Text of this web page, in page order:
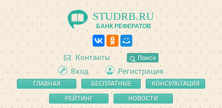
STUDRB.RU
БАНК РЕФЕРАТОВ
Контакты Поиск
Вход Регистрация
ГЛАВНАЯ
БЕСПЛАТНЫЕ
РЕФЕРАТЫ
КОНСУЛЬТАЦИЯ
РЕЙТИНГ
НОВОСТИ